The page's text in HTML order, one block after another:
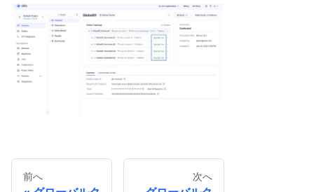
前へ 次へ